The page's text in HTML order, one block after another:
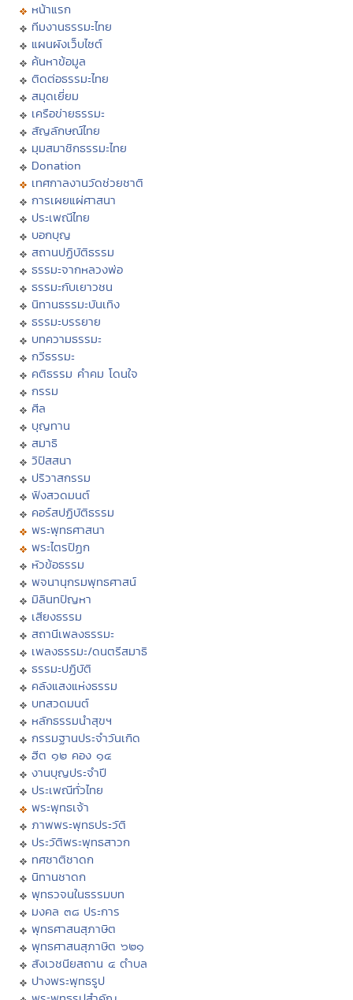
หน้าแรก
ทีมงานธรรมะไทย
แผนผังเว็บไซต์
ค้นหาข้อมูล
ติดต่อธรรมะไทย
สมุดเยี่ยม
เครือข่ายธรรมะ
สัญลักษณ์ไทย
มุมสมาชิกธรรมะไทย
Donation
เทศกาลงานวัดช่วยชาติ
การเผยแผ่ศาสนา
ประเพณีไทย
บอกบุญ
สถานปฏิบัติธรรม
ธรรมะจากหลวงพ่อ
ธรรมะกับเยาวชน
นิทานธรรมะบันเทิง
ธรรมะบรรยาย
บทความธรรมะ
กวีธรรมะ
คติธรรม คำคม โดนใจ
กรรม
ศีล
บุญทาน
สมาธิ
วิปัสสนา
ปริวาสกรรม
ฟังสวดมนต์
คอร์สปฏิบัติธรรม
พระพุทธศาสนา
พระไตรปิฏก
หัวข้อธรรม
พจนานุกรมพุทธศาสน์
มิลินทปัญหา
เสียงธรรม
สถานีเพลงธรรมะ
เพลงธรรมะ/ดนตรีสมาธิ
ธรรมะปฏิบัติ
คลังแสงแห่งธรรม
บทสวดมนต์
หลักธรรมนำสุขฯ
กรรมฐานประจำวันเกิด
ฮีต ๑๒ คอง ๑๔
งานบุญประจำปี
ประเพณีทั่วไทย
พระพุทธเจ้า
ภาพพระพุทธประวัติ
ประวัติพระพุทธสาวก
ทศชาติชาดก
นิทานชาดก
พุทธวจนในธรรมบท
มงคล ๓๘ ประการ
พุทธศาสนสุภาษิต
พุทธศาสนสุภาษิต ๖๒๑
สังเวชนียสถาน ๔ ตำบล
ปางพระพุทธรูป